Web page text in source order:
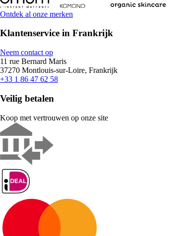
Ontdek al onze merken
Klantenservice in Frankrijk
Neem contact op
11 rue Bernard Maris
37270 Montlouis-sur-Loire, Frankrijk
+33 1 86 47 62 58
Veilig betalen
Koop met vertrouwen op onze site